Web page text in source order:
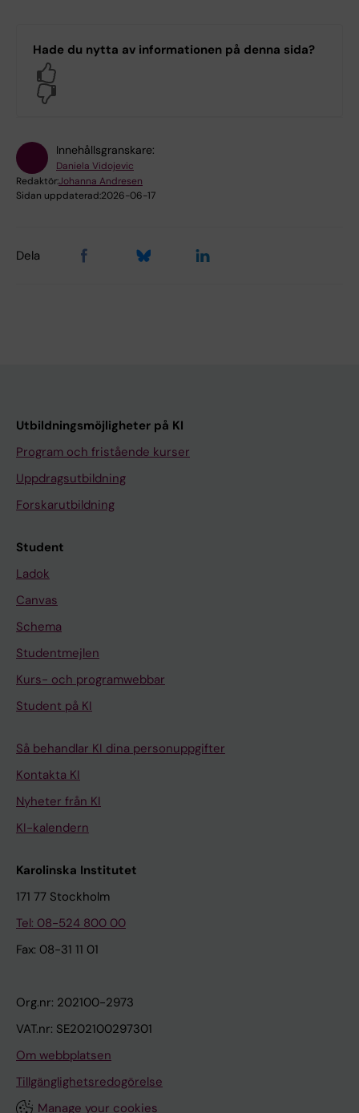
Hade du nytta av informationen på denna sida?
Innehållsgranskare:
Daniela Vidojevic
Redaktör:Johanna Andresen
Sidan uppdaterad:2026-06-17
Dela
Utbildningsmöjligheter på KI
Program och fristående kurser
Uppdragsutbildning
Forskarutbildning
Student
Ladok
Canvas
Schema
Studentmejlen
Kurs- och programwebbar
Student på KI
Så behandlar KI dina personuppgifter
Kontakta KI
Nyheter från KI
KI-kalendern
Karolinska Institutet
171 77 Stockholm
Tel: 08-524 800 00
Fax: 08-31 11 01
Org.nr: 202100-2973
VAT.nr: SE202100297301
Om webbplatsen
Tillgänglighetsredogörelse
Manage your cookies